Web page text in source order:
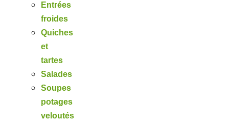
Entrées
froides
Quiches
et
tartes
Salades
Soupes
potages
veloutés